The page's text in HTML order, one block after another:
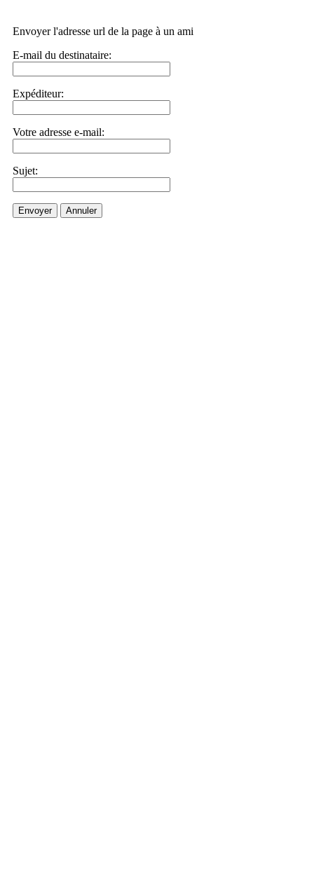
Envoyer l'adresse url de la page à un ami
E-mail du destinataire:
Expéditeur:
Votre adresse e-mail:
Sujet:
Envoyer Annuler